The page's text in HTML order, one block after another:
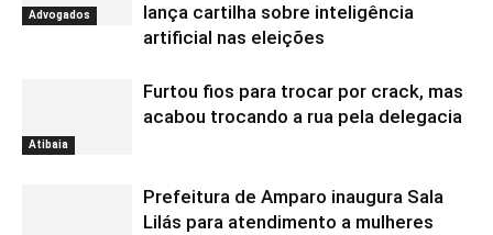
Advogados
lança cartilha sobre inteligência
artificial nas eleições
Atibaia
Furtou fios para trocar por crack, mas
acabou trocando a rua pela delegacia
Prefeitura de Amparo inaugura Sala
Lilás para atendimento a mulheres